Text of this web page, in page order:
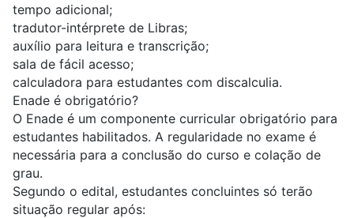
tempo adicional;
tradutor-intérprete de Libras;
auxílio para leitura e transcrição;
sala de fácil acesso;
calculadora para estudantes com discalculia.
Enade é obrigatório?
O Enade é um componente curricular obrigatório para
estudantes habilitados. A regularidade no exame é
necessária para a conclusão do curso e colação de
grau.
Segundo o edital, estudantes concluintes só terão
situação regular após: